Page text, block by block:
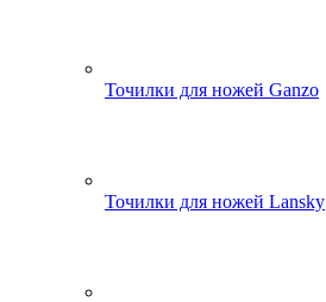
Точилки для ножей Ganzo
Точилки для ножей Lansky